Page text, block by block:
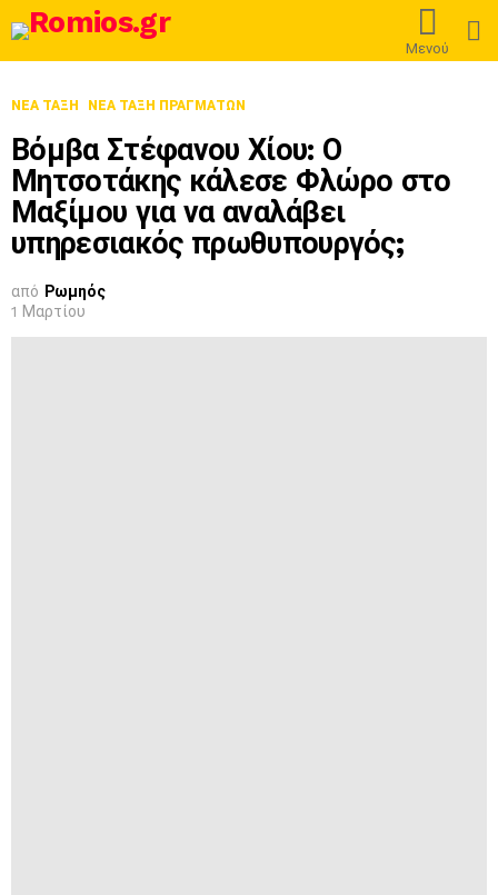
Μενού
ΝΈΑ ΤΆΞΗ ΝΈΑ ΤΆΞΗ ΠΡΑΓΜΆΤΩΝ
Βόμβα Στέφανου Χίου: Ο
Μητσοτάκης κάλεσε Φλώρο στο
Μαξίμου για να αναλάβει
υπηρεσιακός πρωθυπουργός;
από Ρωμηός
1 Μαρτίου